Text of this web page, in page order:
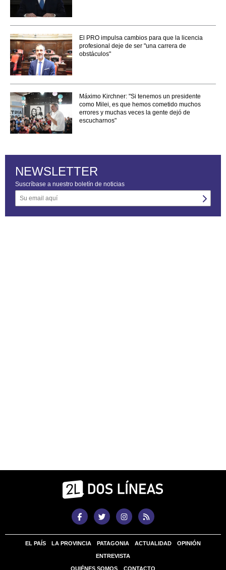
El PRO impulsa cambios para que la licencia
profesional deje de ser "una carrera de
obstáculos"
Máximo Kirchner: "Si tenemos un presidente
como Milei, es que hemos cometido muchos
errores y muchas veces la gente dejó de
escucharnos"
NEWSLETTER
Suscríbase a nuestro boletín de noticias
EL PAÍS LA PROVINCIA PATAGONIA ACTUALIDAD OPINIÓN
ENTREVISTA
QUIÉNES SOMOS CONTACTO